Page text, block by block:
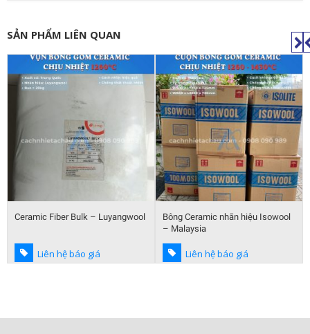
SẢN PHẨM LIÊN QUAN
Bông Ceramic nhãn hiệu Isowool
Liên hệ báo giá
Giấy ceramic cách nhiệt bảo ôn
chống cháy
Liên hệ báo giá